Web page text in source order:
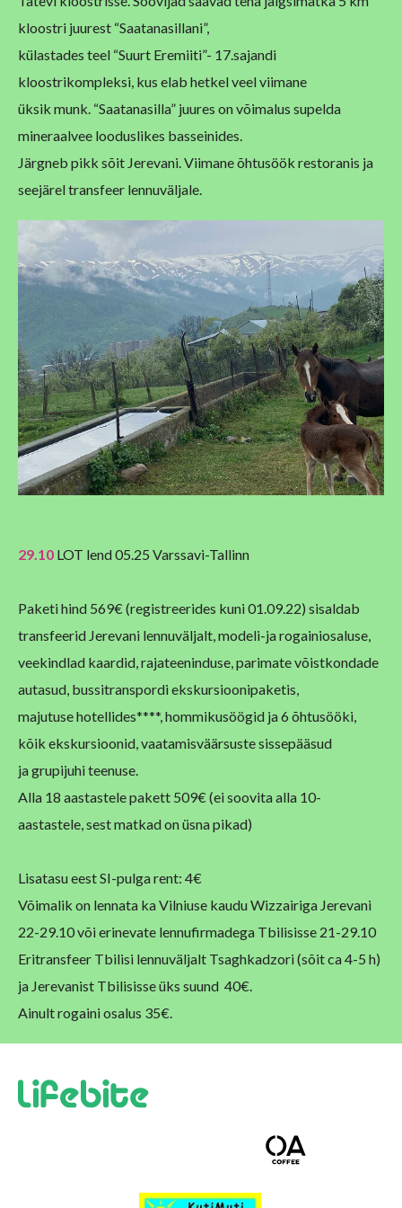
kloostri juurest “Saatanasillani”,
külastades teel “Suurt Eremiiti”- 17.sajandi
kloostrikompleksi, kus elab hetkel veel viimane
üksik munk. “Saatanasilla” juures on võimalus supelda
mineraalvee looduslikes basseinides.
Järgneb pikk sõit Jerevani. Viimane õhtusöök restoranis ja
seejärel transfeer lennuväljale.
29.10 LOT lend 05.25 Varssavi-Tallinn
Paketi hind 569€ (registreerides kuni 01.09.22) sisaldab
transfeerid Jerevani lennuväljalt, modeli-jarogainiosaluse,
veekindlad kaardid, rajateeninduse, parimate võistkondade
autasud, bussitranspordi ekskursioonipaketis,
majutusehotellides****, hommikusöögid ja 6 õhtusööki,
kõik ekskursioonid, vaatamisväärsuste sissepääsud
jagrupijuhi teenuse.
Alla 18 aastastele pakett 509€ (ei soovita alla 10-
aastastele, sest matkad on üsna pikad)
Lisatasu eest SI-pulga rent: 4€
Võimalik on lennata ka Vilniuse kaudu Wizzairiga Jerevani
22-29.10 või erinevate lennufirmadega Tbilisisse 21-29.10
Eritransfeer Tbilisi lennuväljalt Tsaghkadzori (sõit ca 4-5 h)
ja Jerevanist Tbilisisse üks suund 40€
Ainult rogaini osalus 35€.